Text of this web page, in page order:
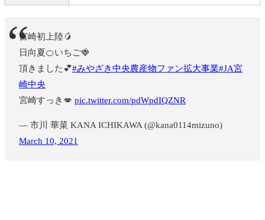
宮崎初上陸🥭
日向夏🍊いちご🍓
頂きました💕#みやざき中央農産物ファン拡大事業#JA宮
崎中央
宮崎すっき💋 pic.twitter.com/pdWpdIQZNR
— 市川 華菜 KANA ICHIKAWA (@kana0114mizuno)
March 10, 2021